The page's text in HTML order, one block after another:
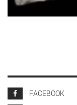
FACEBOOK